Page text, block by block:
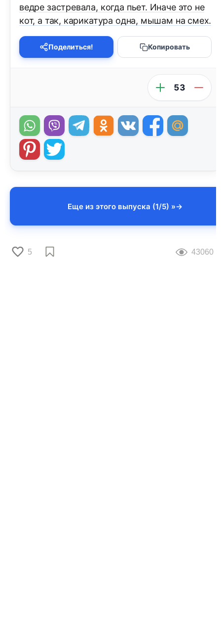
ведре застревала, когда пьет. Иначе это не
кот, а так, карикатура одна, мышам на смех.
Поделиться! Копировать
53
Еще из этого выпуска (1/5) »
5 43060